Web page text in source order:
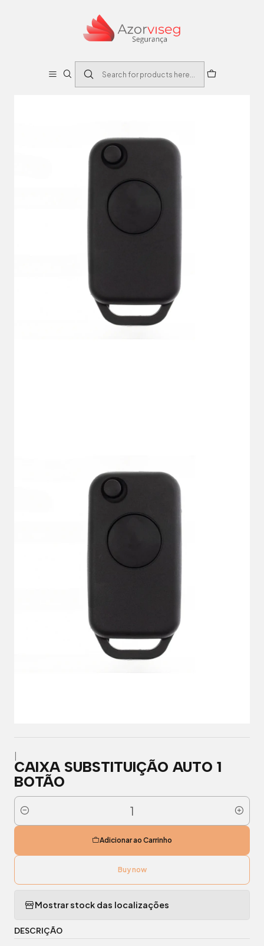
CAIXA SUBSTITUIÇÃO AUTO 1 BOTÃO
CAIXA SUBSTITUIÇÃO AUTO 1
BOTÃO
Quantidade
Adicionar ao Carrinho
Buy now
Mostrar stock das localizações
DESCRIÇÃO